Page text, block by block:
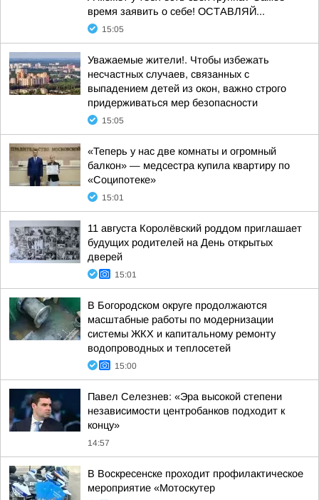
время заявить о себе! ОСТАВЛЯЙ...
15:05
Уважаемые жители!. Чтобы избежать
несчастных случаев, связанных с
выпадением детей из окон, важно строго
придерживаться мер безопасности
15:05
«Теперь у нас две комнаты и огромный
балкон» — медсестра купила квартиру по
«Соципотеке»
15:01
11 августа Королёвский роддом приглашает
будущих родителей на День открытых
дверей
15:01
В Богородском округе продолжаются
масштабные работы по модернизации
системы ЖКХ и капитальному ремонту
водопроводных и теплосетей
15:00
Павел Селезнев: «Эра высокой степени
независимости центробанков подходит к
концу»
14:57
В Воскресенске проходит профилактическое
мероприятие «Мотоскутер